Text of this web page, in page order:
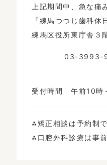
上記期間中、急な痛
『練馬つつじ歯科休
練馬区役所東庁舎
03-3993-
受付時間 午前10時
⁂矯正相談は予約制
⁂口腔外科診療は事